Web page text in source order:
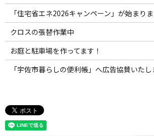
「住宅省エネ2026キャンペーン」が始まり
クロスの張替作業中
お庭と駐車場を作ってます！
「宇佐市暮らしの便利帳」へ広告協賛いたし